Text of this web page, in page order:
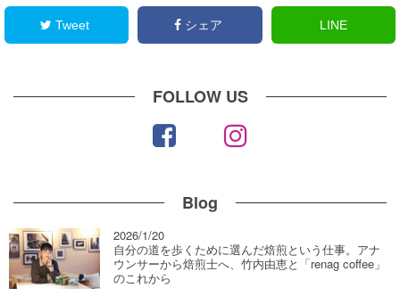
Tweet シェア LINE
FOLLOW US
Blog
2026/1/20
自分の道を歩くために選んだ焙煎という仕事。アナ
ウンサーから焙煎士へ、竹内由恵と「renag coffee」
のこれから